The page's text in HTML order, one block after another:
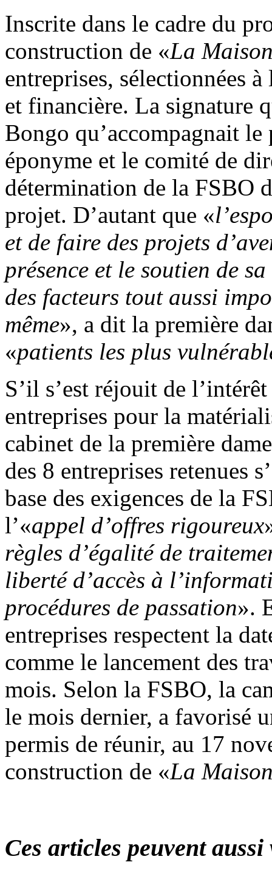
Inscrite dans le cadre du
construction de «La
entreprises, sélectionnées
et financière. La signature
Bongo qu’accompagnait
éponyme et le comité de
détermination de la FSBO
projet. D’autant que «
et de faire des projets
présence et le soutien de
des facteurs tout aussi
même», a dit la première
«patients les plus
S’il s’est réjouit de
entreprises pour la
cabinet de la première
des 8 entreprises retenues
base des exigences de la
l’«appel d’offres rigoureux
règles d’égalité de
liberté d’accès à
procédures de passation».
entreprises respectent la
comme le lancement des
mois. Selon la FSBO, la
le mois dernier, a favorisé
permis de réunir, au 17
construction de «La
Ces articles peuvent